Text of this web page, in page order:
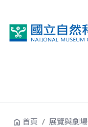
首頁 展覽與劇場